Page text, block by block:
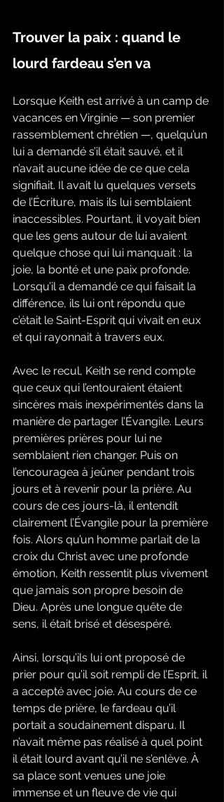
Trouver la paix : quand le
lourd fardeau s’en va
Lorsque Keith est arrivé à un camp de
vacances en Virginie — son premier
rassemblement chrétien —, quelqu’un
lui a demandé s’il était sauvé, et il
n’avait aucune idée de ce que cela
signifiait. Il avait lu quelques versets
de l’Écriture, mais ils lui semblaient
inaccessibles. Pourtant, il voyait bien
que les gens autour de lui avaient
quelque chose qui lui manquait : la
joie, la bonté et une paix profonde.
Lorsqu’il a demandé ce qui faisait la
différence, ils lui ont répondu que
c’était le Saint-Esprit qui vivait en eux
et qui rayonnait à travers eux.
Avec le recul, Keith se rend compte
que ceux qui l’entouraient étaient
sincères mais inexpérimentés dans la
manière de partager l’Évangile. Leurs
premières prières pour lui ne
semblaient rien changer. Puis on
l’encouragea à jeûner pendant trois
jours et à revenir pour la prière. Au
cours de ces jours-là, il entendit
clairement l’Évangile pour la première
fois. Alors qu’un homme parlait de la
croix du Christ avec une profonde
émotion, Keith ressentit plus vivement
que jamais son propre besoin de
Dieu. Après une longue quête de
sens, il était brisé et désespéré.
Ainsi, lorsqu’ils lui ont proposé de
prier pour qu’il soit rempli de l’Esprit, il
a accepté avec joie. Au cours de ce
temps de prière, le fardeau qu’il
portait a soudainement disparu. Il
n’avait même pas réalisé à quel point
il était lourd avant qu’il ne s’enlève. À
sa place sont venues une joie
immense et un fleuve de vie qui